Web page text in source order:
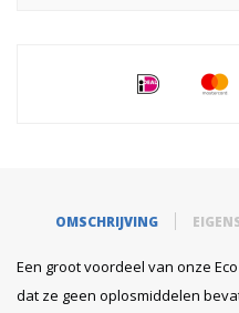
OMSCHRIJVING
Een groot voordeel van onze
dat ze geen oplosmiddelen